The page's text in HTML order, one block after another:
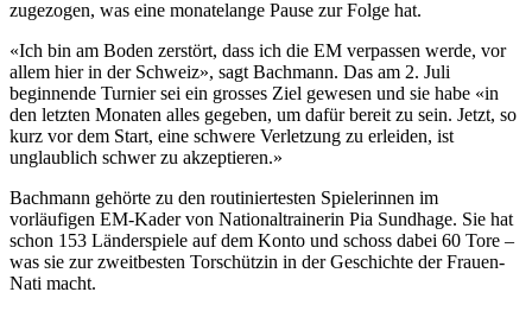
zugezogen, was eine monatelange Pause zur Folge hat.
«Ich bin am Boden zerstört, dass ich die EM verpassen werde, vor
allem hier in der Schweiz», sagt Bachmann. Das am 2. Juli
beginnende Turnier sei ein grosses Ziel gewesen und sie habe «in
den letzten Monaten alles gegeben, um dafür bereit zu sein. Jetzt, so
kurz vor dem Start, eine schwere Verletzung zu erleiden, ist
unglaublich schwer zu akzeptieren.»
Bachmann gehörte zu den routiniertesten Spielerinnen im
vorläufigen EM-Kader von Nationaltrainerin Pia Sundhage. Sie hat
schon 153 Länderspiele auf dem Konto und schoss dabei 60 Tore –
was sie zur zweitbesten Torschützin in der Geschichte der Frauen-
Nati macht.